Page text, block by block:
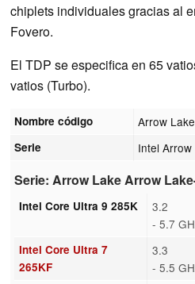
chiplets individuales gracias al
Fovero.
El TDP se especifica en 65
vatios (Turbo).
Nombre código Arrow
Serie Intel Arrow
Serie: Arrow Lake Arrow
Intel Core Ultra 9 285K
3.2
- 5.7
Intel Core Ultra 7
265KF
3.3
- 5.5